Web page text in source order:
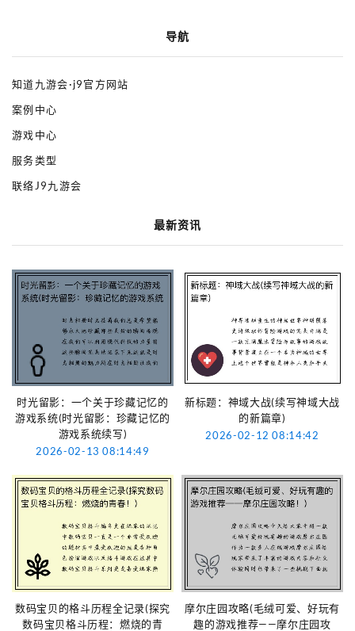
导航
知道九游会·j9官方网站
案例中心
游戏中心
服务类型
联络J9九游会
最新资讯
时光留影：一个关于珍藏记忆的
游戏系统(时光留影：珍藏记忆的
游戏系统续写)
2026-02-13 08:14:49
新标题：神域大战(续写神域大战
的新篇章)
2026-02-12 08:14:42
数码宝贝的格斗历程全记录(探究
数码宝贝格斗历程：燃烧的青
摩尔庄园攻略(毛绒可爱、好玩有
趣的游戏推荐——摩尔庄园攻